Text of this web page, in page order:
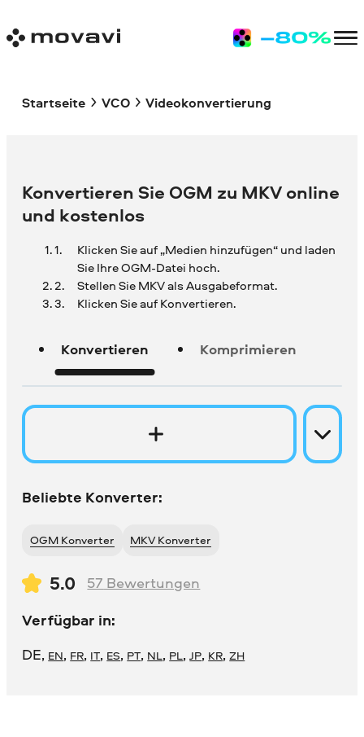
Startseite VCO Videokonvertierung
Konvertieren Sie OGM zu MKV online
und kostenlos
Klicken Sie auf „Medien hinzufügen“ und laden
Sie IhreOGM-Datei hoch.
Stellen Sie MKV als Ausgabeformat.
Klicken Sie auf Konvertieren.
Konvertieren Komprimieren
Beliebte Konverter:
OGM Konverter MKV Konverter
5.0 57 Bewertungen
Verfügbar in:
DE, EN, FR, IT, ES, PT, NL, PL,JP, KR,ZH